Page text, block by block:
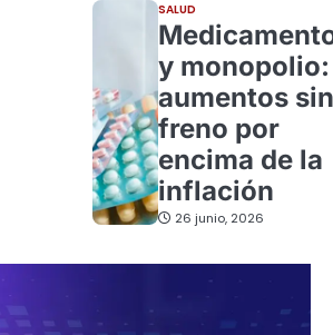
SALUD
y monopolio:
aumentos sin
freno por
encima de la
inflación
26 junio, 2026